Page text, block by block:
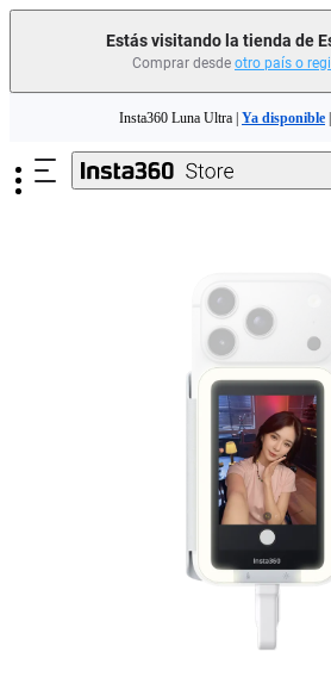
Estás visitando la tienda de
Comprar desde otro país o
Insta360 Luna Ultra |Ya disponible|
Cambia tu antiguo dispositivo por dinero para
información